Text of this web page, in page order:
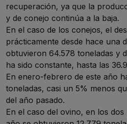
recuperación, ya que la
y de conejo continúa a la baja.
En el caso de los conejos, el
prácticamente desde hace una
obtuvieron 64.578 toneladas y
ha sido constante, hasta las
En enero-febrero de este año
toneladas, casi un 5% menos
del año pasado.
En el caso del ovino, en los dos